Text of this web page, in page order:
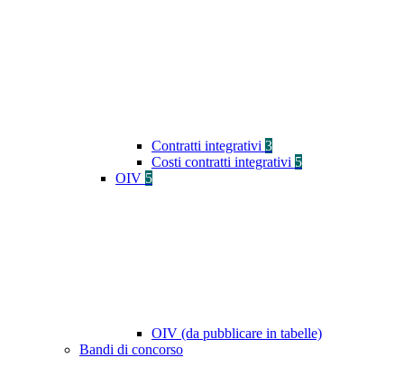
Contratti integrativi 3
Costi contratti integrativi 5
OIV 5
OIV (da pubblicare in tabelle)
Bandi di concorso